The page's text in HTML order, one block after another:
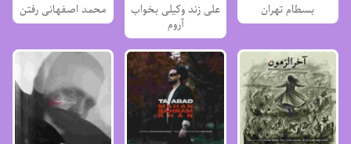
بسطام تهران
علی زند وکیلی بخواب
آروم
محمد اصفهانی رفتن